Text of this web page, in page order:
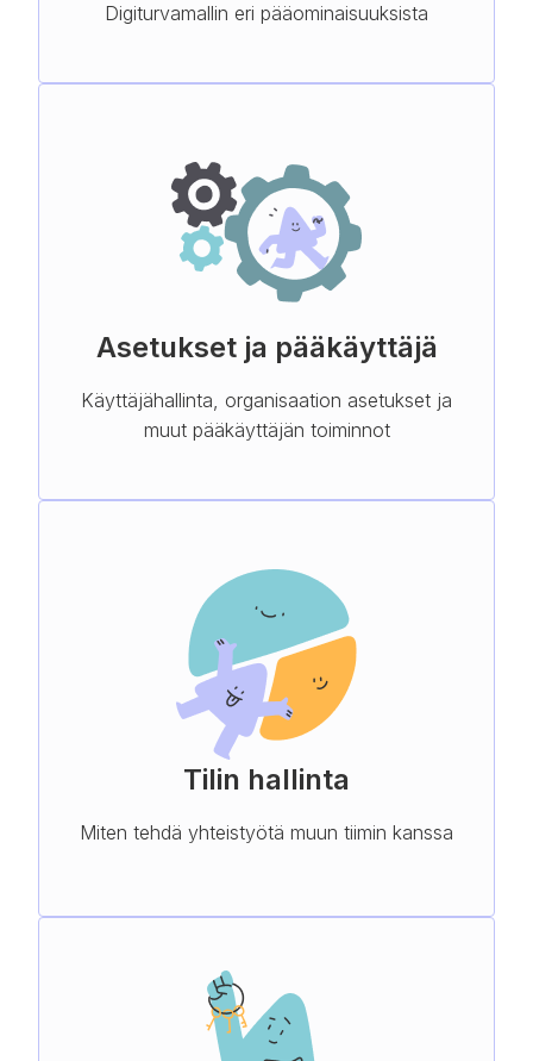
Digiturvamallin eri pääominaisuuksista
Asetukset ja pääkäyttäjä
Käyttäjähallinta, organisaation asetukset ja
muut pääkäyttäjän toiminnot
Tilin hallinta
Miten tehdä yhteistyötä muun tiimin kanssa